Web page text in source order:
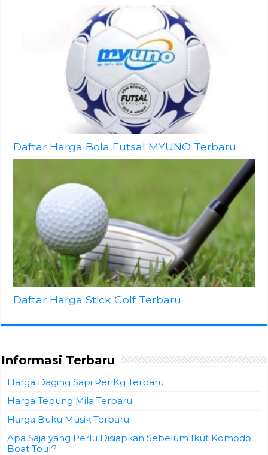
Daftar Harga Bola Futsal MYUNO Terbaru
Daftar Harga Stick Golf Terbaru
Informasi Terbaru
Harga Daging Sapi Per Kg Terbaru
Harga Tepung Mila Terbaru
Harga Buku Musik Terbaru
Apa Saja yang Perlu Disiapkan Sebelum Ikut Komodo
Boat Tour?